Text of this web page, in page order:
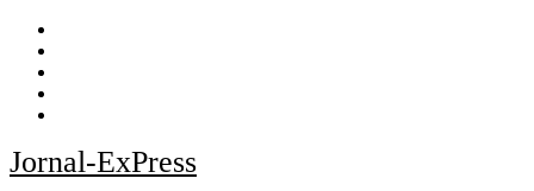
Jornal-ExPress